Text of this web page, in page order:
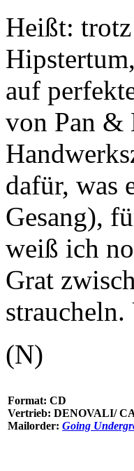
Heißt:
auf
von Pan &
dafür, was
Gesang),
weiß ich
Grat
straucheln.
(N)
Format: CD
Vertrieb: DENOVALI/
Mailorder: Going